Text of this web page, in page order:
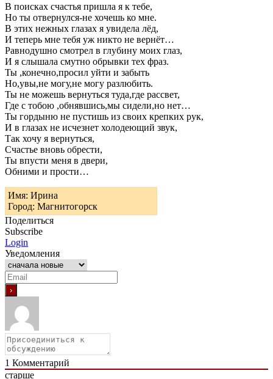
В поисках счастья пришла я к тебе,
Но ты отвернулся-не хочешь ко мне.
В этих нежных глазах я увидела лёд,
И теперь мне тебя уж никто не вернёт…
Равнодушно смотрел в глубину моих глаз,
И я слышала смутно обрывки тех фраз.
Ты ,конечно,просил уйти и забыть
Но,увы,не могу,не могу разлюбить.
Ты не можешь вернуться туда,где рассвет,
Где с тобою ,обнявшись,мы сидели,но нет…
Ты гордыню не пустишь из своих крепких рук,
И в глазах не исчезнет холодеющий звук,
Так хочу я вернуться,
Счастье вновь обрести,
Ты впусти меня в двери,
Обними и прости…
Имя: Ирина
Город: Магнитогорск
Поделиться
Subscribe
Login
Уведомления
1 Комментарий
старше